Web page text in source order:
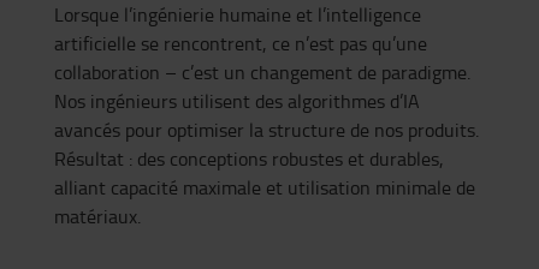
Lorsque l’ingénierie humaine et l’intelligence
artificielle se rencontrent, ce n’est pas qu’une
collaboration – c’est un changement de paradigme.
Nos ingénieurs utilisent des algorithmes d’IA
avancés pour optimiser la structure de nos produits.
Résultat : des conceptions robustes et durables,
alliant capacité maximale et utilisation minimale de
matériaux.